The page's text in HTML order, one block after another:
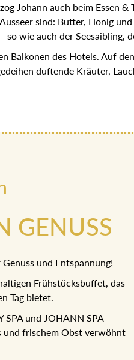
Johann auch beim Essen
Ausseer sind: Butter,
– so wie auch der
den Balkonen des Hotels.
gedeihen duftende Kräuter,
GENUSS
und Entspannung!
Frühstücksbuffet,
Tag bietet.
SPA und JOHANN SPA-
Tees und frischem Obst